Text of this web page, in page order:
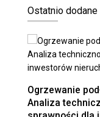
Ostatnio dodane
Ogrzewanie
Analiza